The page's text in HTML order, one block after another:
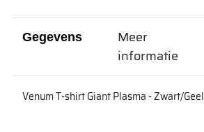
Gegevens
Venum T-shirt Giant Plasma - Zwart/Geel
Meer
informatie